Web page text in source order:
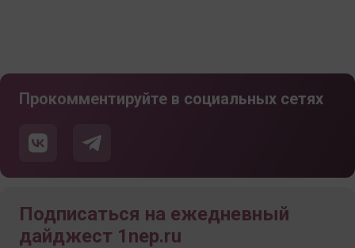
Прокомментируйте в социальных сетях
Подписаться на ежедневный
дайджест 1nep.ru